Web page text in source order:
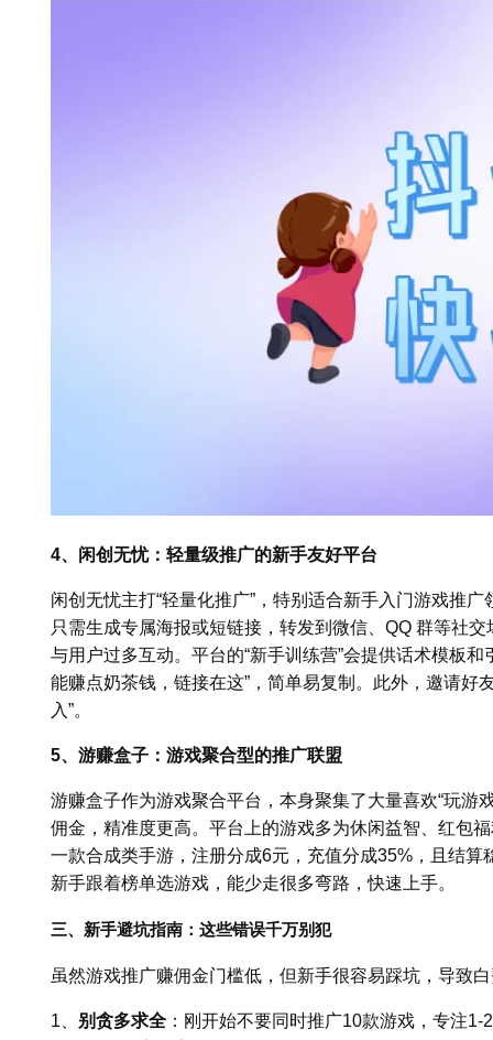
4、闲创无忧：轻量级推广的新手友好平台
闲创无忧主打“轻量化推广”，特别适合新手入门游戏推
只需生成专属海报或短链接，转发到微信、QQ 群等社
与用户过多互动。平台的“新手训练营”会提供话术模板
能赚点奶茶钱，链接在这”，简单易复制。此外，邀请好
入”。
5、游赚盒子：游戏聚合型的推广联盟
游赚盒子作为游戏聚合平台，本身聚集了大量喜欢“玩游
佣金，精准度更高。平台上的游戏多为休闲益智、红包
一款合成类手游，注册分成6元，充值分成35%，且结算
新手跟着榜单选游戏，能少走很多弯路，快速上手。
三、新手避坑指南：这些错误千万别犯
虽然游戏推广赚佣金门槛低，但新手很容易踩坑，导致
1、 别贪多求全 ：刚开始不要同时推广10款游戏，专注